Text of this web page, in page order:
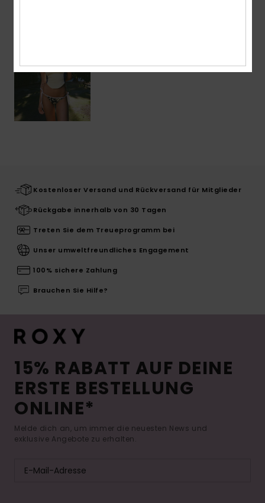
Kostenloser Versand und Rückversand für Mitglieder
Rückgabe innerhalb von 30 Tagen
Treten Sie dem Treueprogramm bei
Unser umweltfreundliches Engagement
100% sichere Zahlung
Brauchen Sie Hilfe?
15% RABATT AUF DEINE
ERSTE BESTELLUNG
ONLINE*
Melde dich an, um immer die neuesten News und
exklusive Angebote zu erhalten.